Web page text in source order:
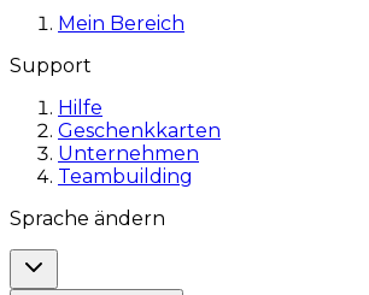
Mein Bereich
Support
Hilfe
Geschenkkarten
Unternehmen
Teambuilding
Sprache ändern